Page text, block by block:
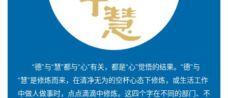
“德”与“慧”都与“心”有关，都是“心”觉悟的结果。“德”与
“慧”是修炼而来，在清净无为的空杯心态下修炼，或生活工作
中做人做事时，点点滴滴中修炼。这四个字在不同的部门、不